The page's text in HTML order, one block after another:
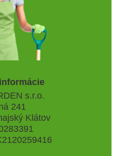
s.r.o.
241
Klátov